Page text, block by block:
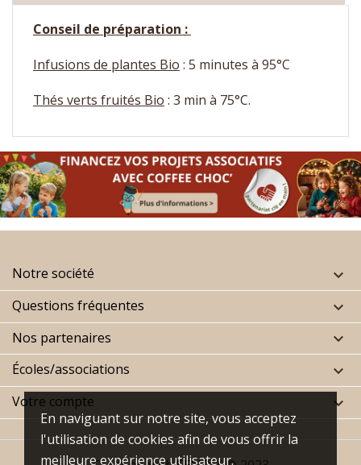
En naviguant sur notre site, vous acceptez
l'utilisation de cookies afin de vous offrir la
meilleure expérience utilisateur.
Conseil de préparation :
Infusions de plantes Bio : 5 minutes à 95°C
Thés verts fruités Bio : 3 min à 75°C.
Notre société 
Questions fréquentes 
Nos partenaires 
Écoles/associations 
Votre compte 